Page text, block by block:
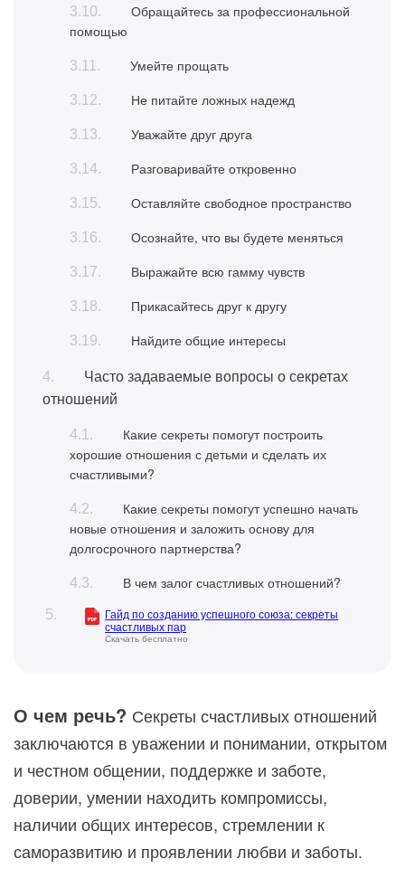
Обращайтесь за профессиональной
помощью
Умейте прощать
Не питайте ложных надежд
Уважайте друг друга
Разговаривайте откровенно
Оставляйте свободное пространство
Осознайте, что вы будете меняться
Выражайте всю гамму чувств
Прикасайтесь друг к другу
Найдите общие интересы
Часто задаваемые вопросы о секретах
отношений
Какие секреты помогут построить
хорошие отношения с детьми и сделать их
счастливыми?
Какие секреты помогут успешно начать
новые отношения и заложить основу для
долгосрочного партнерства?
В чем залог счастливых отношений?
Гайд по созданию успешного союза: секреты
счастливых пар
Скачать бесплатно
О чем речь? Секреты счастливых отношений
заключаются в уважении и понимании, открытом
и честном общении, поддержке и заботе,
доверии, умении находить компромиссы,
наличии общих интересов, стремлении к
саморазвитию и проявлении любви и заботы.